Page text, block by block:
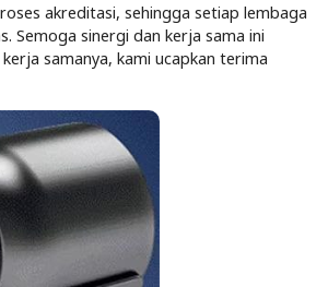
akreditasi, sehingga setiap lembaga
Semoga sinergi dan kerja sama ini
samanya, kami ucapkan terima